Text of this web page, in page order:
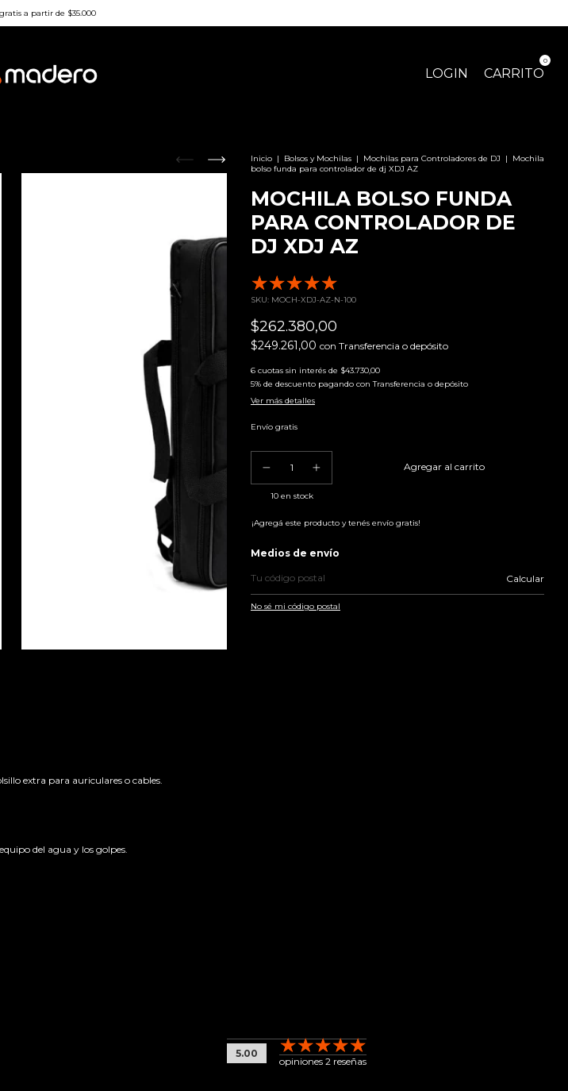
a partir de $35.000
LOGIN CARRITO
0
Inicio | Bolsos y Mochilas | Mochilas para Controladores de DJ |
Mochila
bolso funda para controlador de dj XDJ AZ
MOCHILA BOLSO FUNDA
PARA CONTROLADOR DE
DJ XDJ AZ
SKU: MOCH-XDJ-AZ-N-100
$262.380,00
$249.261,00 con Transferencia o depósito
6 cuotas sin interés de $43.730,00
5% de descuento pagando con Transferencia o depósito
Ver más detalles
Envío gratis
10en stock
¡Agregá este producto ytenés envío gratis!
Entregas para el CP:
Medios de envío
Calcular
No sé mi código postal
extra para auriculares o cables.
del agua y los golpes.
5.00
opiniones 2 reseñas